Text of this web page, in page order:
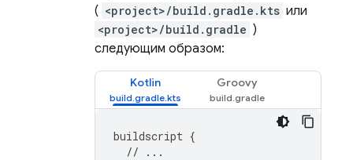
( <project>/build.gradle.kts или
<project>/build.gradle )
следующим образом:
Kotlin Groovy
buildscript {
// ...